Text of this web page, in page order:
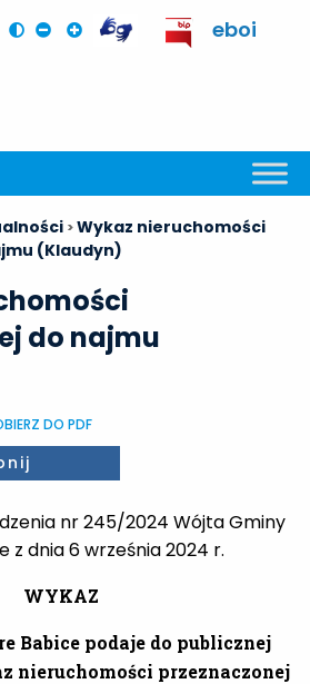
eboi
>Wykaz nieruchomości
(Klaudyn)
do najmu
DO PDF
nr 245/2024 Wójta Gminy
z dnia 6 września 2024 r.
WYKAZ
Babice podaje do publicznej
nieruchomości przeznaczonej